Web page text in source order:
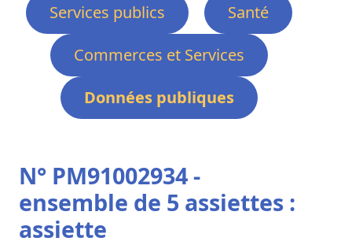
Services publics
Santé
Commerces et Services
Données publiques
N° PM91002934 -
ensemble de 5 assiettes :
assiette